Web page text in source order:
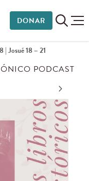
DONAR
| Josué 18 – 21
PODCAST